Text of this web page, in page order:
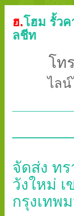
ฮ.โฮม รั้วค
ลชีท
โท
ไลน์
จัดส่ง ท
วังใหม่
กรุงเทพ